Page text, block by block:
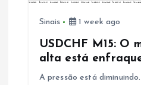
Sinais 1 week ago
USDCHF M15: O
alta está
A pressão está